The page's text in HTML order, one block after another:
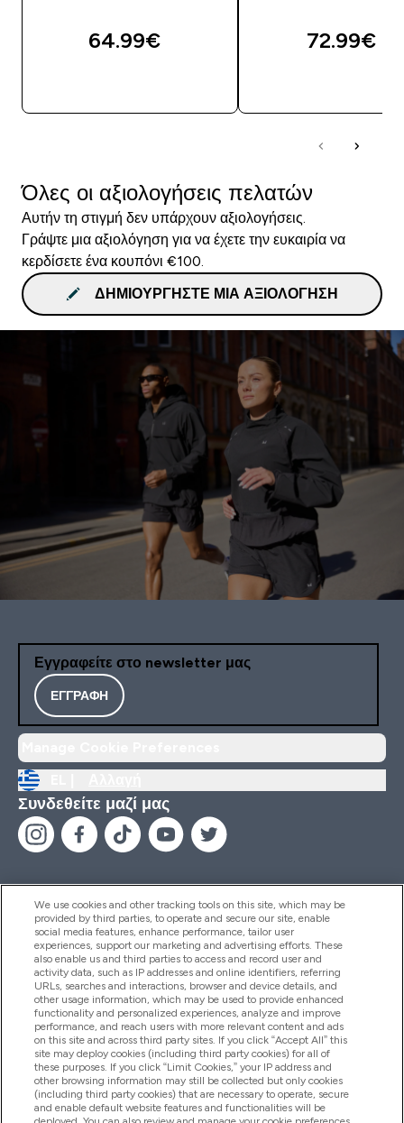
64.99€‎ 72.99€‎
Όλες οι αξιολογήσεις πελατών
Αυτήν τη στιγμή δεν υπάρχουν αξιολογήσεις.
Γράψτε μια αξιολόγηση για να έχετε την ευκαιρία να
κερδίσετε ένα κουπόνι €100.
ΔΗΜΙΟΥΡΓΉΣΤΕ ΜΙΑ ΑΞΙΟΛΌΓΗΣΗ
Εγγραφείτε στο newsletter μας
ΕΓΓΡΑΦΉ
Συνδεθείτε μαζί μας
Βοήθεια & Πληροφορίες
Προϊόντα
Εταιρικές Πληροφορίες
Εκπτώσεις & Ανταμοιβές
We use cookies and other tracking tools on this site, which may be
provided by third parties, to operate and secure our site, enable
social media features, enhance performance, tailor user
experiences, support our marketing and advertising efforts. These
also enable us and third parties to access and record user and
activity data, such as IP addresses and online identifiers, referring
URLs, searches and interactions, browser and device details, and
other usage information, which may be used to provide enhanced
functionality and personalized experiences, analyze and improve
performance, and reach users with more relevant content and ads
on this site and across third party sites. If you click “Accept All” this
site may deploy cookies (including third party cookies) for all of
these purposes. If you click “Limit Cookies,” your IP address and
other browsing information may still be collected but only cookies
(including third party cookies) that are necessary to operate, secure
and enable default website features and functionalities will be